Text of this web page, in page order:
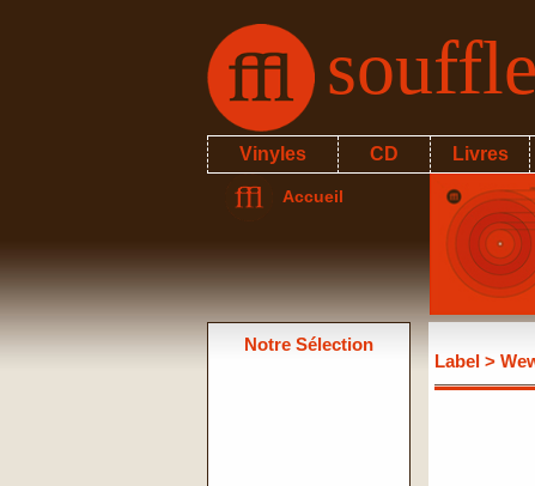
Vinyles CD Livres
Accueil
Notre Sélection
Label >